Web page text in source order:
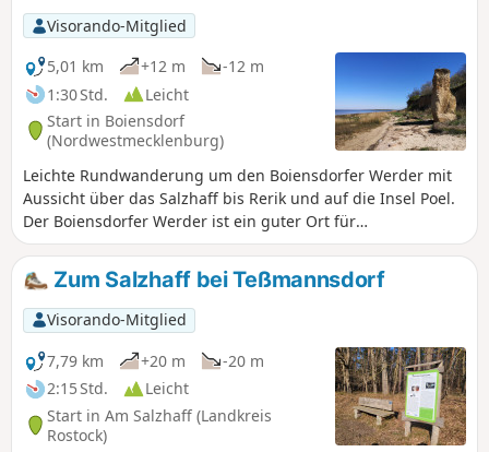
Visorando-Mitglied
5,01 km
+12 m
-12 m
1:30 Std.
Leicht
Start in Boiensdorf
(Nordwestmecklenburg)
Leichte Rundwanderung um den Boiensdorfer Werder mit
Aussicht über das Salzhaff bis Rerik und auf die Insel Poel.
Der Boiensdorfer Werder ist ein guter Ort für
Vogelbeobachtung, auch Seehunde sind hier manchmal zu
sehen.Zum Salzhaff bei Teßmannsdorf
Visorando-Mitglied
7,79 km
+20 m
-20 m
2:15 Std.
Leicht
Start in Am Salzhaff (Landkreis
Rostock)